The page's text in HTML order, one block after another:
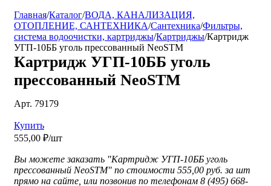
Главная/Каталог/ВОДА, КАНАЛИЗАЦИЯ,
ОТОПЛЕНИЕ, САНТЕХНИКА/Сантехника/Фильтры,
система водоочистки, картриджы/Картриджы/Картридж
УГП-10ББ уголь прессованный NeoSTM
Картридж УГП-10ББ уголь
прессованный NeoSTM
Арт. 79179
Купить
555,00 ₽/шт
Вы можете заказать "Картридж УГП-10ББ уголь
прессованный NeoSTM" по стоимости 555,00 руб. за шт
прямо на сайте, или позвонив по телефонам 8 (495) 668-